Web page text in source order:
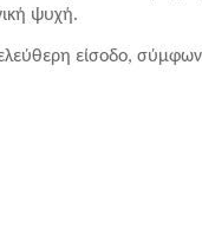
ψυχή.
είσοδο,